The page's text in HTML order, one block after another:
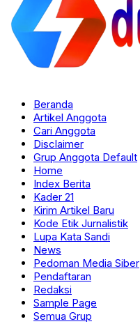
Beranda
Artikel Anggota
Cari Anggota
Disclaimer
Grup Anggota Default
Home
Index Berita
Kader 21
Kirim Artikel Baru
Kode Etik Jurnalistik
Lupa Kata Sandi
News
Pedoman Media Siber
Pendaftaran
Redaksi
Sample Page
Semua Grup